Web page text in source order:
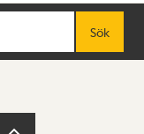
Sök